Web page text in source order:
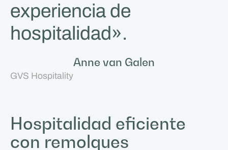
experiencia de
hospitalidad».
Anne van Galen
GVS Hospitality
Hospitalidad eficiente
con remolques